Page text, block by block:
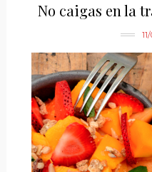
No caigas en la